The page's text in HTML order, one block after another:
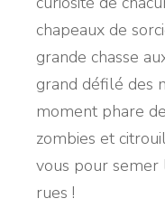
chapeaux de
grande chasse
grand défilé des
moment phare
zombies et
vous pour semer
rues !